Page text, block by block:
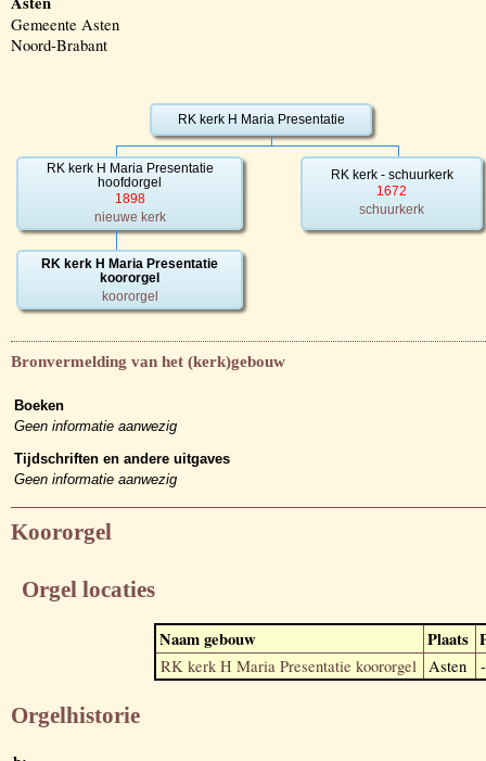
Gemeente Asten
Noord-Brabant
RK kerk H Maria Presentatie
RK kerk H Maria Presentatie
hoofdorgel
1898
nieuwe kerk
RK kerk - schuurkerk
1672
schuurkerk
RK kerk H Maria Presentatie
koororgel
koororgel
Bronvermelding van het (kerk)gebouw
Boeken
Geen informatie aanwezig
Tijdschriften en andere uitgaves
Geen informatie aanwezig
Koororgel
Orgel locaties
Naam gebouw Plaats
RK kerk H Maria Presentatie koororgel Asten -
Orgelhistorie